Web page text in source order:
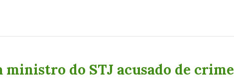
ministro do STJ acusado de crime